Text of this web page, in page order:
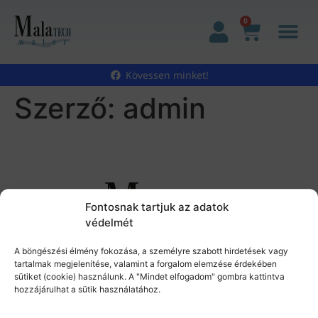
Fontosnak tartjuk az adatok
védelmét
A böngészési élmény fokozása, a személyre szabott hirdetések vagy
tartalmak megjelenítése, valamint a forgalom elemzése érdekében
sütiket (cookie) használunk. A "Mindet elfogadom" gombra kattintva
hozzájárulhat a sütik használatához.
0
Kövessen minket!
Szerző: admin